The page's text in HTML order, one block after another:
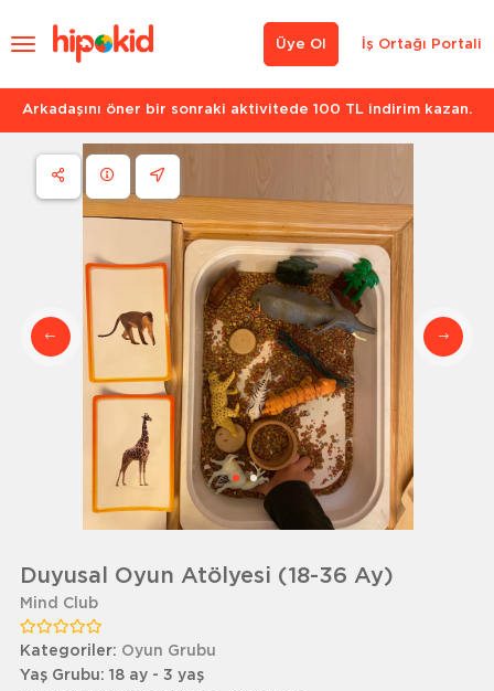
İş Ortağı Portali
Üye Ol
Arkadaşını öner bir sonraki aktivitede 100 TL indirim kazan.
Duyusal Oyun Atölyesi (18-36 Ay)
Mind Club
Kategoriler: Oyun Grubu
Yaş Grubu: 18 ay - 3 yaş